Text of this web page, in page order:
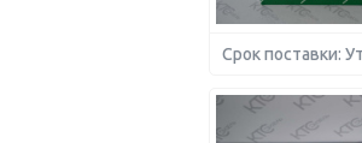
Срок поставки: